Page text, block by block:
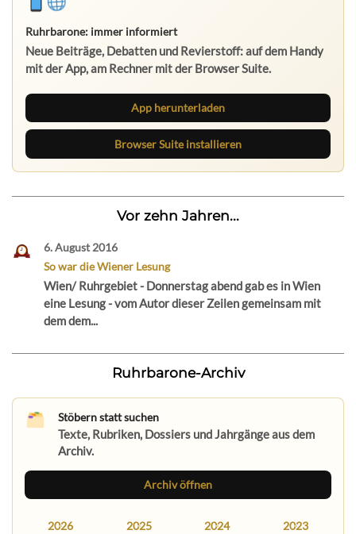
Ruhrbarone: immer informiert
Neue Beiträge, Debatten und Revierstoff: auf dem Handy
mit der App, am Rechner mit der Browser Suite.
App herunterladen
Browser Suite installieren
Vor zehn Jahren...
6. August 2016
So war die Wiener Lesung
Wien/ Ruhrgebiet - Donnerstag abend gab es in Wien
eine Lesung - vom Autor dieser Zeilen gemeinsam mit
dem dem...
Ruhrbarone-Archiv
Stöbern statt suchen
Texte, Rubriken, Dossiers und Jahrgänge aus dem
Archiv.
Archiv öffnen
2026 2025 2024 2023